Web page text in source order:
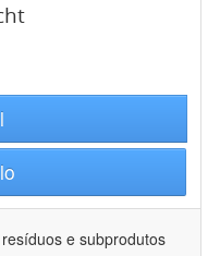
e subprodutos